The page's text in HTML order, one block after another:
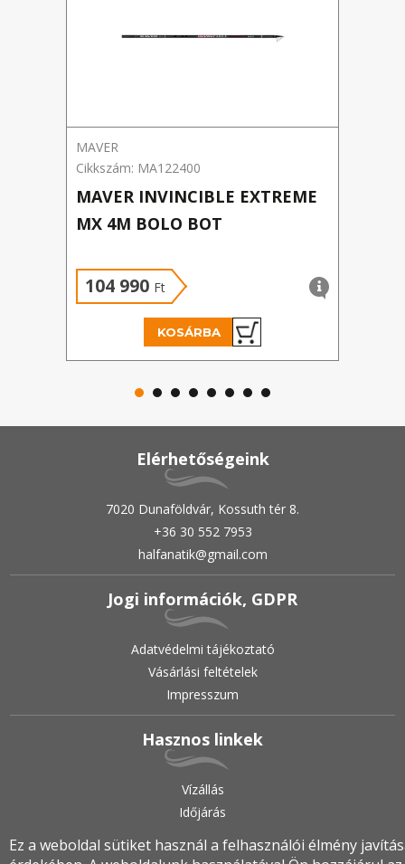
MAVER
Cikkszám: MA122400
MAVER INVINCIBLE EXTREME
MX 4M BOLO BOT
104 990 Ft
KOSÁRBA
Elérhetőségeink
7020 Dunaföldvár, Kossuth tér 8.
+36 30 552 7953
halfanatik@gmail.com
Jogi információk, GDPR
Adatvédelmi tájékoztató
Vásárlási feltételek
Impresszum
Hasznos linkek
Vízállás
Időjárás
Ez a weboldal sütiket használ a felhasználói élmény